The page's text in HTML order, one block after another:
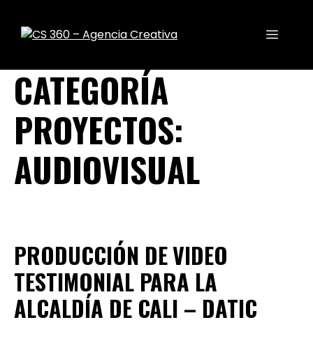
CATEGORÍA
PROYECTOS:
AUDIOVISUAL
PRODUCCIÓN DE VIDEO
TESTIMONIAL PARA LA
ALCALDÍA DE CALI – DATIC